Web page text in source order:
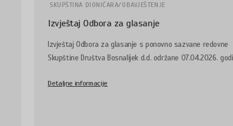
SKUPŠTINA DIONIČARA/OBAVJEŠTENJE
Izvještaj Odbora za glasanje
Izvještaj Odbora za glasanje s ponovno sazvane redovne
Skupštine Društva Bosnalijek d.d. održane 07.04.2026.
Detaljne informacije